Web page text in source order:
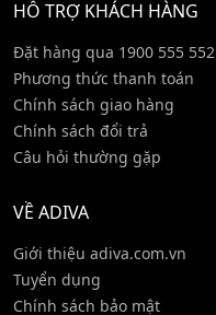
HỖ TRỢ KHÁCH HÀNG
Đặt hàng qua 1900 555 552
Phương thức thanh toán
Chính sách giao hàng
Chính sách đổi trả
Câu hỏi thường gặp
VỀ ADIVA
Giới thiệu adiva.com.vn
Tuyển dụng
Chính sách bảo mật